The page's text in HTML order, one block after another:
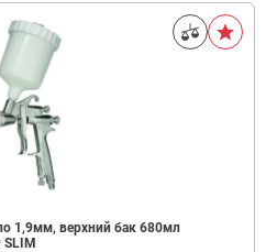
1,9мм, верхний бак 680мл
SLIM